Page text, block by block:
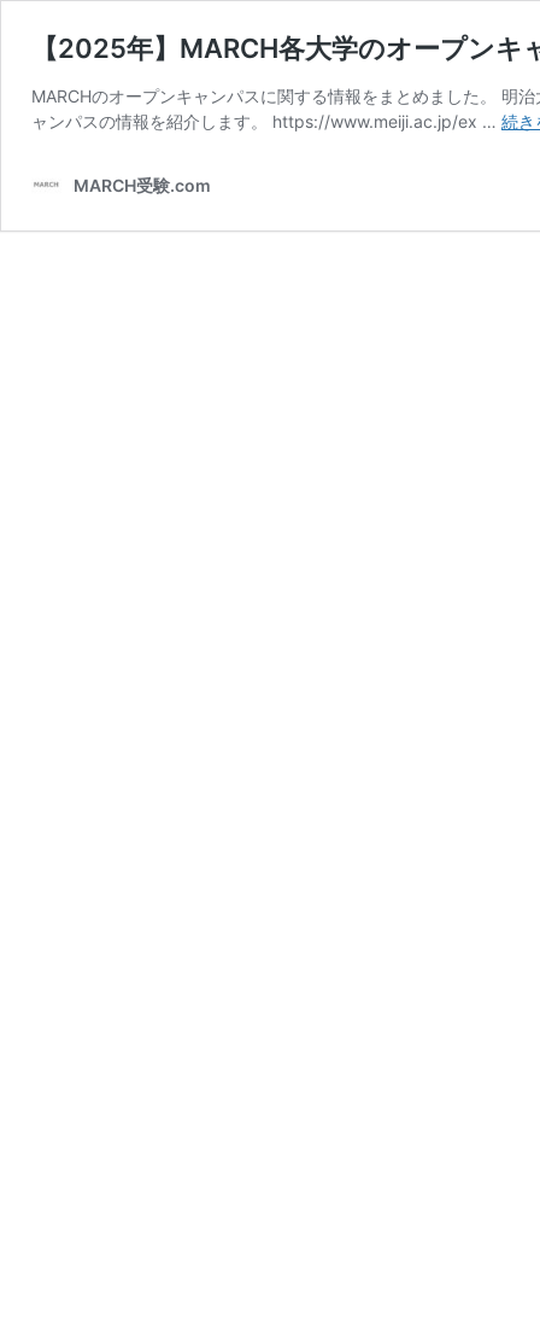
【2025年】MARCH各大学のオープン
MARCHのオープンキャンパスに関する情報をまとめました。 明
ャンパスの情報を紹介します。 https://www.meiji.ac.jp/ex … 続き
MARCH受験.com